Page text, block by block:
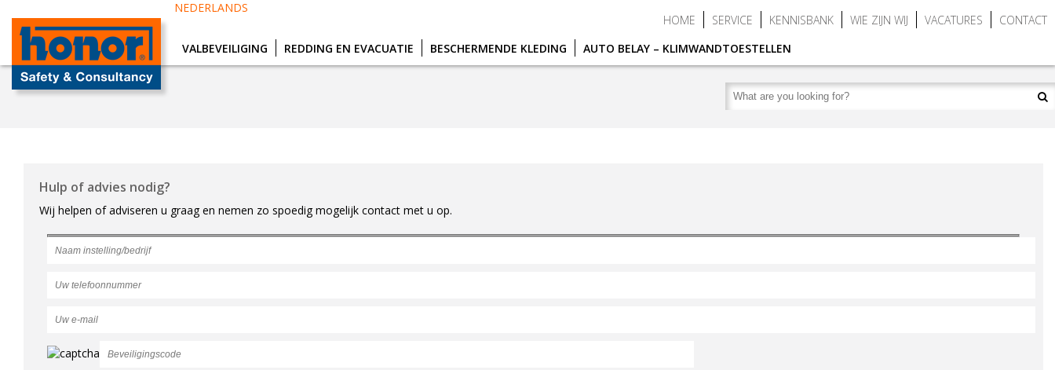
HOME SERVICE KENNISBANK WIE ZIJN WIJ VACATURES CONTACT
NEDERLANDS
VALBEVEILIGING REDDING EN EVACUATIE BESCHERMENDE KLEDING AUTO BELAY – KLIMWANDTOESTELLEN
home>cwd
Hulp of advies nodig?
Wij helpen of adviseren u graag en nemen zo spoedig mogelijk contact met u op.